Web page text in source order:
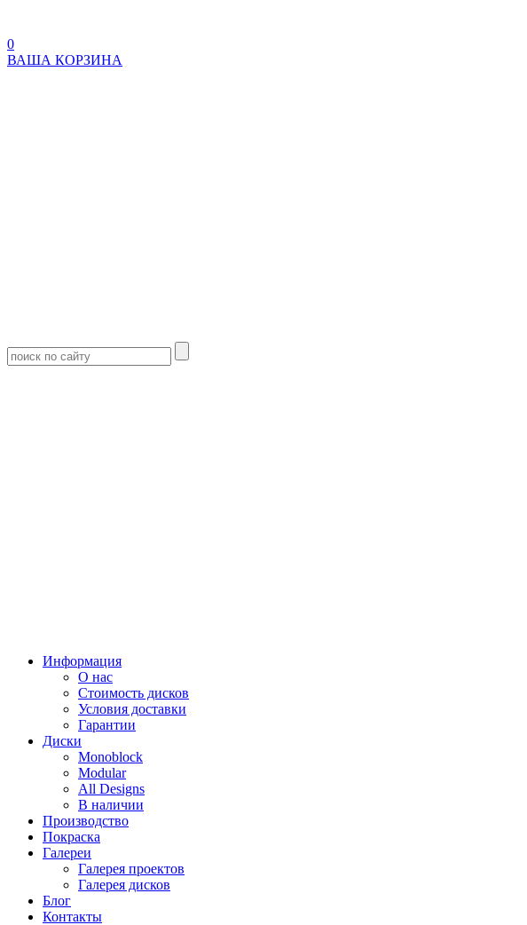
0
ВАША КОРЗИНА
Информация
О нас
Стоимость дисков
Условия доставки
Гарантии
Диски
Monoblock
Modular
All Designs
В наличии
Производство
Покраска
Галереи
Галерея проектов
Галерея дисков
Блог
Контакты